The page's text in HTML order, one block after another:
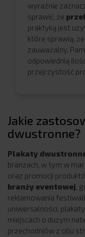
wyraźnie
sprawić, że
praktyką jest
które sprawią,
zauważalny.
odpowiednią
przejrzystość
Jakie
dwustronne?
Plakaty
branżach, w tym w
oraz promocji
branży eventowej,
reklamowania
uniwersalności,
miejscach o dużym
przechodniów z obu